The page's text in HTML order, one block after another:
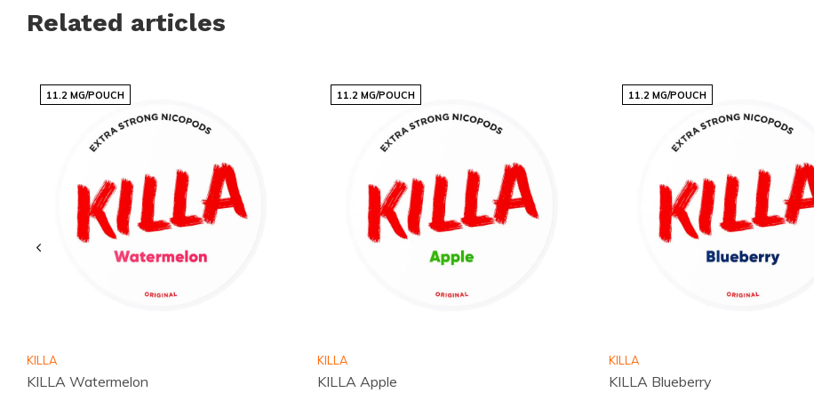
maintenant et laissez-vous séduire par une explosion de saveurs exotiques. Profitez
vous. N'attendez plus, faites de ce produit votre nouveau favori dès aujourd'hui !
Related articles
11.2 MG/POUCH
KILLA
KILLA Watermelon
11.2 MG/POUCH
KILLA
KILLA Apple
11.2 MG/POUCH
KILLA
KILLA Blueberry